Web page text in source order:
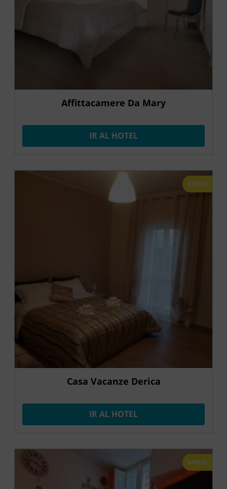
Affittacamere Da Mary
IR AL HOTEL
OFERTA
Casa Vacanze Derica
IR AL HOTEL
OFERTA